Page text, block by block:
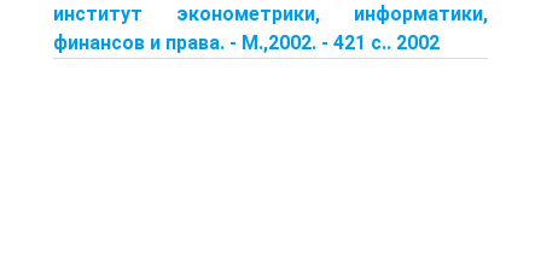
институт эконометрики, информатики,
финансов и права. - М.,2002. - 421 с.. 2002